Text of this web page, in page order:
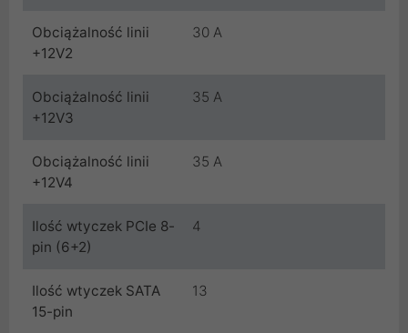
Obciążalność linii
+12V2
30 A
Obciążalność linii
+12V3
35 A
Obciążalność linii
+12V4
35 A
Ilość wtyczek PCIe 8-
pin (6+2)
4
Ilość wtyczek SATA
15-pin
13